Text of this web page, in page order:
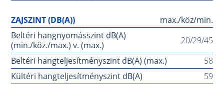
ZAJSZINT (DB(A))
max./köz/min.
Beltéri hangnyomásszint dB(A)
(min./köz./max.) v. (max.)
20/29/45
Beltéri hangteljesítményszint dB(A) (max.)
58
Kültéri hangteljesítményszint dB(A)
59